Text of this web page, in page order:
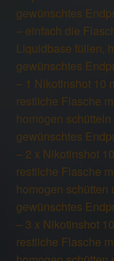
gewünschtes
– einfach die
Liquidbase füllen,
gewünschtes
– 1 Nikotinshot 10
restliche Flasche
homogen
gewünschtes
– 2 x Nikotinshot
restliche Flasche
homogen schütten
gewünschtes
– 3 x Nikotinshot
restliche Flasche